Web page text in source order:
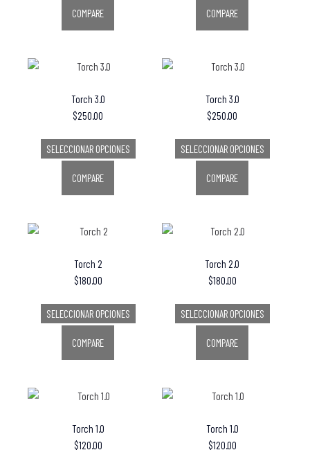
COMPARE COMPARE
Torch 3.0
$250.00
SELECCIONAR OPCIONES
COMPARE
Torch 3.0
$250.00
SELECCIONAR OPCIONES
COMPARE
Torch 2
$180.00
SELECCIONAR OPCIONES
COMPARE
Torch 2.0
$180.00
SELECCIONAR OPCIONES
COMPARE
Torch 1.0
$120.00
Torch 1.0
$120.00